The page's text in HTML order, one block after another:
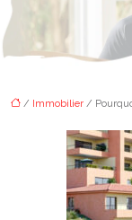
/ Immobilier /